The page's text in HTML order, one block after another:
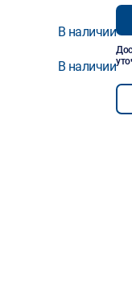
В наличии
В наличии